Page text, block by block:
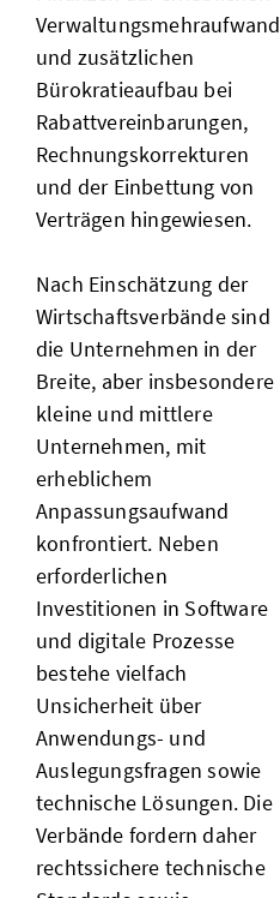
Verwaltungsmehraufwand
und zusätzlichen
Bürokratieaufbau bei
Rabattvereinbarungen,
Rechnungskorrekturen
und der Einbettung von
Verträgen hingewiesen.
Nach Einschätzung der
Wirtschaftsverbände sind
die Unternehmen in der
Breite, aber insbesondere
kleine und mittlere
Unternehmen, mit
erheblichem
Anpassungsaufwand
konfrontiert. Neben
erforderlichen
Investitionen in Software
und digitale Prozesse
bestehe vielfach
Unsicherheit über
Anwendungs- und
Auslegungsfragen sowie
technische Lösungen. Die
Verbände fordern daher
rechtssichere technische